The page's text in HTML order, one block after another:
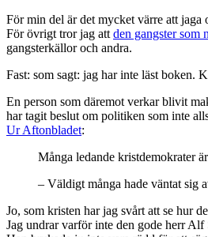
För min del är det mycket värre att jaga
För övrigt tror jag att den gangster som
gangsterkällor och andra.
Fast: som sagt: jag har inte läst boken.
En person som däremot verkar blivit
har tagit beslut om politiken som inte
Ur Aftonbladet:
Många ledande kristdemokrater
– Väldigt många hade väntat sig
Jo, som kristen har jag svårt att se hur
Jag undrar varför inte den gode herr